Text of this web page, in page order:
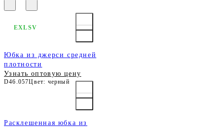
Юбка из джерси средней
плотности
Узнать оптовую цену
D46.057Цвет: черный
EXLSV
Расклешенная юбка из